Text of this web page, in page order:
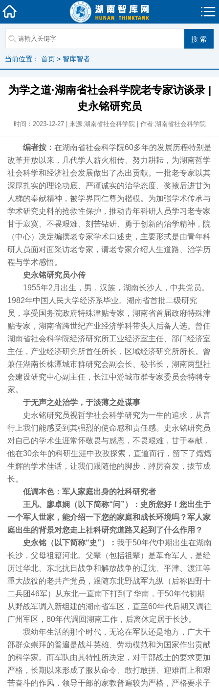
当前位置： 首页 > 智库智者
为学之道·湖南省社会科学院老专家访谈录 |
史永铭研究员
时间：2023-12-27 | 来源:湖南省社会科学院 | 作者:湖南省社会科学院
编者按： 在湖南省社会科学院60多年的发展历程特别是
改革开放以来，几代学人薪火相传、努力耕耘，为湖南哲学
社会科学和经济社会发展做出了杰出贡献。一批老专家以其
深厚扎实的理论功底、严谨诚实的治学态度、奖掖后进甘为
人梯的奉献精神，被学界同仁尊为楷模。为加强学术传承与
学术研究史料的抢救性保护，推动青年科研人员学习老专家
甘于寂寞、不畏艰难、刻苦钻研、勇于创新的治学精神，院
（中心）决定编撰老专家学术口述史，主要形式是由青年科
研人员面对面采访老专家，请老专家介绍人生道路、治学历
程与学术感悟。
史永铭研究员小传
1955年2月出生，男，汉族，湖南长沙人，中共党员。
1982年中国人民大学经济系毕业。湖南省首批二级研究
员，享受国务院政府特殊津贴专家，湖南省首届政府特殊津
贴专家，湖南省跨世纪产业经济学科带头人后备人选。曾任
湖南省社会科学院经济研究所工业经济室主任、部门经济室
主任，产业经济研究所首任所长，区域经济研究所所长。曾
兼任湖南长株潭城市群研究会副会长、秘书长，湖南两型社
会建设研究中心副主任，长江中游城市群专家委员会特聘专
家。
于无声之处治学，于淡薄之处谋事
史永铭研究员视哲学社会科学研究为一生的追求，从言
行上我们能感受到其强烈的使命感和责任感。史永铭研究员
对自己的学术生涯常怀敬畏与感恩，不畏艰难，甘于奉献，
他在30余年的科研生涯中孜孜探索，直道而行，留下了熠熠
生辉的学术佳话，让我们跟随他的脚步，踔厉奋发，拔节成
长。
低调本色：军人家庭出身的社科研究者
王凡、廖卓娴（以下简称“问”）：史所您好！您出生于
一个军人世家，能介绍一下您的家庭和成长环境吗？军人家
庭出生的背景对您走上社科研究道路又起到了什么作用？
史永铭（以下简称“史”）： 我于50年代中期出生在湖南
长沙，父母祖籍河北。父辈（包括祖辈）是革命军人，是经
历过华北、东北抗日战争和解放战争的辽沈、平津、渡江等
重大战役的老共产党员，跟随东北野战军九纵（后称四野十
二兵团46军）从东北一直南下打到了华南，于50年代初期
从野战军调入新组建的湖南省军区，直至60年代后期又调往
广州军区，80年代调回湖南工作，后离休定居于长沙。
我幼年生活的那个时代，无论在军队还是地方，广大干
部群众崇拜的普遍是战斗英雄、劳动模范和为国家作出贡献
的科学家。而军队由其特性所决定，对干部战士的要求更加
严格，长期以来形成了服从命令、敢打敢拼、迎难而上和艰
苦奋斗的作风，领导干部的家教普遍较为严格，严格要求子